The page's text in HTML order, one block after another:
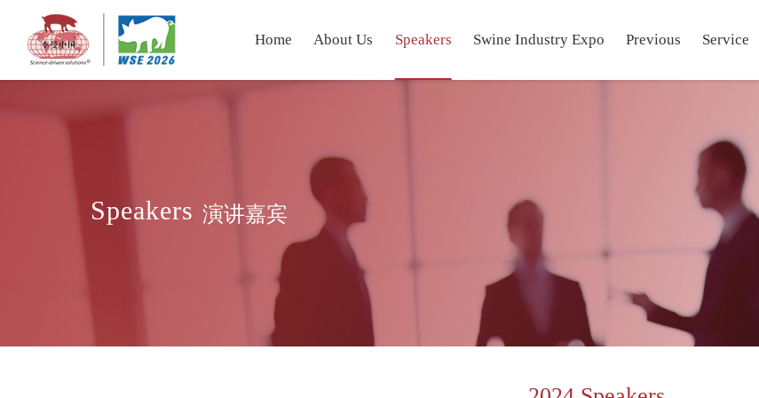
Home About Us Speakers Swine Industry Expo Previous Service
Speakers 演讲嘉宾